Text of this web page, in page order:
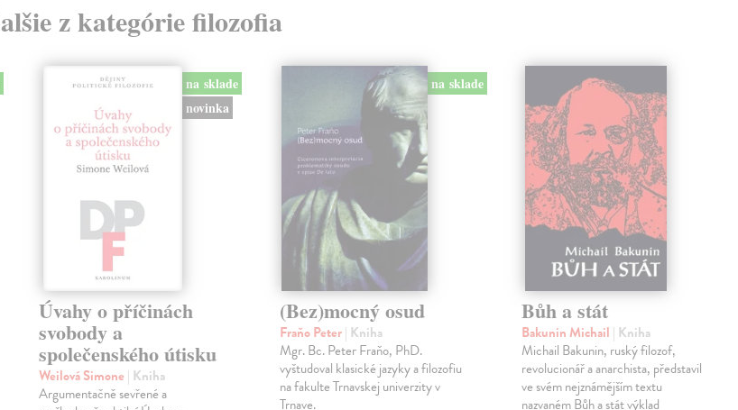
z kategórie filozofia
na sklade
novinka
Úvahy o příčinách
svobody a
společenského útisku
Weilová Simone | Kniha
Argumentačně sevřené a
na sklade
(Bez)mocný osud
Fraňo Peter| Kniha
Mgr. Bc. Peter Fraňo, PhD.
vyštudoval klasické jazyky a filozofiu
na fakulte Trnavskej univerzity v
Trnave.
Bůh a stát
Bakunin Michail | Kniha
Michail Bakunin, ruský filozof,
revolucionář a anarchista, představil
ve svém nejznámějším textu
nazvaném Bůh a stát výklad